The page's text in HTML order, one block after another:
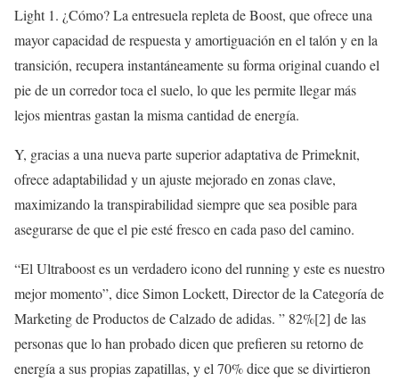
Light 1. ¿Cómo? La entresuela repleta de Boost, que ofrece una
mayor capacidad de respuesta y amortiguación en el talón y en la
transición, recupera instantáneamente su forma original cuando el
pie de un corredor toca el suelo, lo que les permite llegar más
lejos mientras gastan la misma cantidad de energía.
Y, gracias a una nueva parte superior adaptativa de Primeknit,
ofrece adaptabilidad y un ajuste mejorado en zonas clave,
maximizando la transpirabilidad siempre que sea posible para
asegurarse de que el pie esté fresco en cada paso del camino.
“El Ultraboost es un verdadero icono del running y este es nuestro
mejor momento”, dice Simon Lockett, Director de la Categoría de
Marketing de Productos de Calzado de adidas. ” 82%[2] de las
personas que lo han probado dicen que prefieren su retorno de
energía a sus propias zapatillas, y el 70% dice que se divirtieron